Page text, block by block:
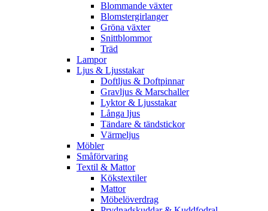
Blommande växter
Blomstergirlanger
Gröna växter
Snittblommor
Träd
Lampor
Ljus & Ljusstakar
Doftljus & Doftpinnar
Gravljus & Marschaller
Lyktor & Ljusstakar
Långa ljus
Tändare & tändstickor
Värmeljus
Möbler
Småförvaring
Textil & Mattor
Kökstextiler
Mattor
Möbelöverdrag